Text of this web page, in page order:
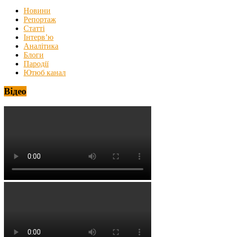
Новини
Репортаж
Статті
Інтерв’ю
Аналітика
Блоги
Пародії
Ютюб канал
Відео